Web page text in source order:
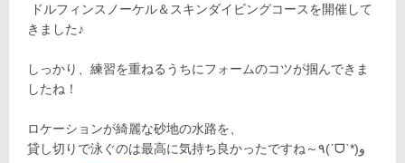
ドルフィンスノーケル＆スキンダイビングコースを開催して
きました♪
しっかり、練習を重ねるうちにフォームのコツが掴んできま
したね！
ロケーションが綺麗な砂地の水路を、
貸し切りで泳ぐのは最高に気持ち良かったですね～٩(ˊᗜˋ*)و